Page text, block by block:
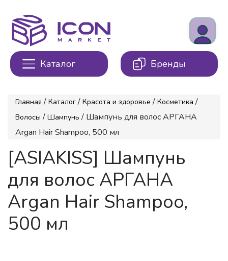
Каталог Бренды
Главная / Каталог / Красота и здоровье / Косметика /
Волосы / Шампунь / Шампунь для волос АРГАНА
Argan Hair Shampoo, 500 мл
[ASIAKISS] Шампунь
для волос АРГАНА
Argan Hair Shampoo,
500 мл